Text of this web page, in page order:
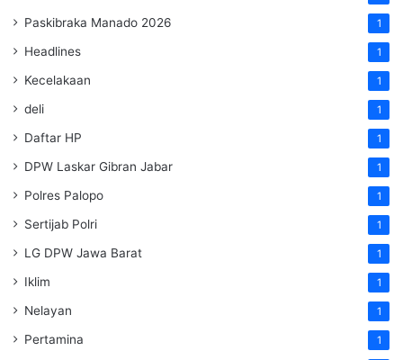
Paskibraka Manado 2026 1
Headlines 1
Kecelakaan 1
deli 1
Daftar HP 1
DPW Laskar Gibran Jabar 1
Polres Palopo 1
Sertijab Polri 1
LG DPW Jawa Barat 1
Iklim 1
Nelayan 1
Pertamina 1